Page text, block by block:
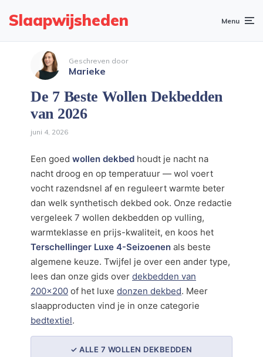
Slaapwijsheden Menu
Geschreven door
Marieke
De 7 Beste Wollen Dekbedden
van 2026
juni 4, 2026
Een goed wollen dekbed houdt je nacht na
nacht droog en op temperatuur — wol voert
vocht razendsnel af en reguleert warmte beter
dan welk synthetisch dekbed ook. Onze redactie
vergeleek 7 wollen dekbedden op vulling,
warmteklasse en prijs-kwaliteit, en koos het
Terschellinger Luxe 4-Seizoenen als beste
algemene keuze. Twijfel je over een ander type,
lees dan onze gids over dekbedden van
200×200 of het luxe donzen dekbed. Meer
slaapproducten vind je in onze categorie
bedtextiel.
✓ ALLE 7 WOLLEN DEKBEDDEN